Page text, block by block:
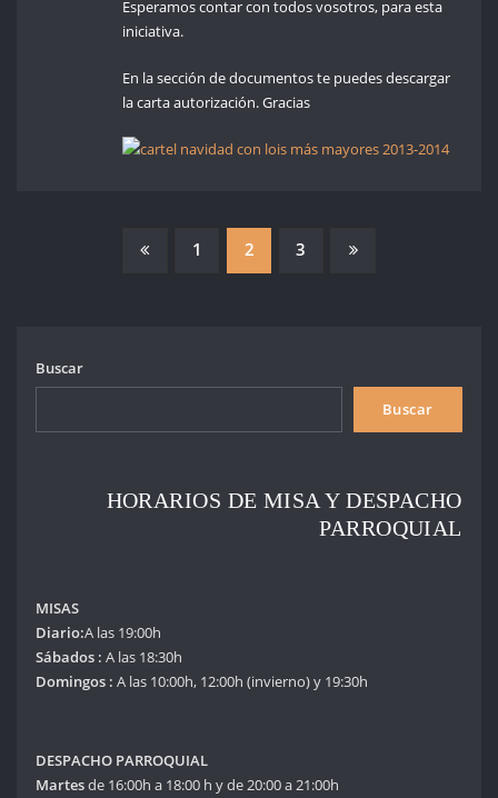
Esperamos contar con todos vosotros, para esta
iniciativa.
En la sección de documentos te puedes descargar
la carta autorización. Gracias
PAGINACIÓN
1 2 3
Buscar
Buscar
HORARIOS DE MISA Y DESPACHO
PARROQUIAL
MISAS
Diario:A las 19:00h
Sábados : A las 18:30h
Domingos : A las 10:00h, 12:00h (invierno) y 19:30h
DESPACHO PARROQUIAL
Martesde 16:00h a 18:00 h y de 20:00 a 21:00h